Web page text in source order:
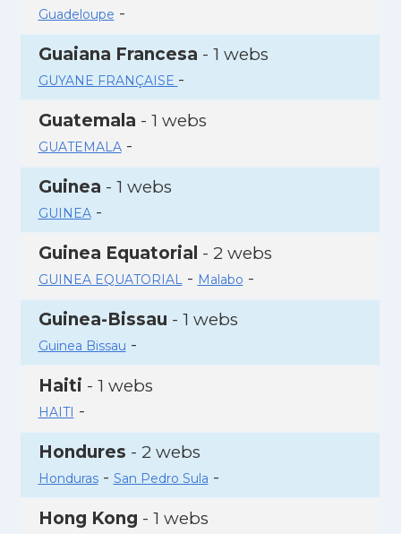
Guadeloupe -
Guaiana Francesa - 1 webs
GUYANE FRANÇAISE -
Guatemala - 1 webs
GUATEMALA-
Guinea - 1 webs
GUINEA-
Guinea Equatorial - 2 webs
GUINEA EQUATORIAL- Malabo -
Guinea-Bissau - 1 webs
Guinea Bissau -
Haiti - 1 webs
HAITI -
Hondures - 2 webs
Honduras- San Pedro Sula -
Hong Kong - 1 webs